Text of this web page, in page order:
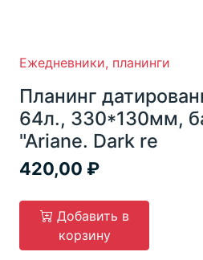
Ежедневники, планинги
Планинг
64л., 330*130мм,
"Ariane. Dark re
420,00
Добавить в
корзину